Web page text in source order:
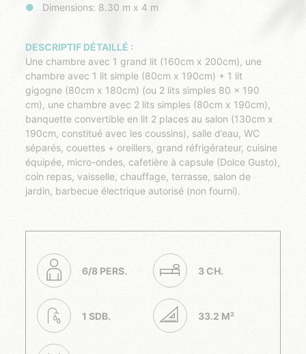
Dimensions: 8.30 m x 4 m
DESCRIPTIF DÉTAILLÉ :
Une chambre avec 1 grand lit (160cm x 200cm), une
chambre avec 1 lit simple (80cm x 190cm) + 1 lit
gigogne (80cm x 180cm) (ou 2 lits simples 80 x 190
cm), une chambre avec 2 lits simples (80cm x 190cm),
banquette convertible en lit 2 places au salon (130cm x
190cm, constitué avec les coussins), salle d’eau, WC
séparés, couettes + oreillers, grand réfrigérateur, cuisine
équipée, micro-ondes, cafetière à capsule (Dolce Gusto),
coin repas, vaisselle, chauffage, terrasse, salon de
jardin, barbecue électrique autorisé (non fourni).
6/8 PERS. 3 CH.
1 SDB. 33.2 M²